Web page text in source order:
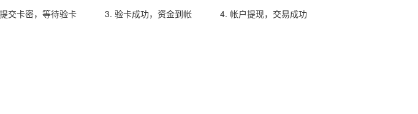
交卡密，等待验卡 3. 验卡成功，资金到帐 4. 帐户提现，交易成功